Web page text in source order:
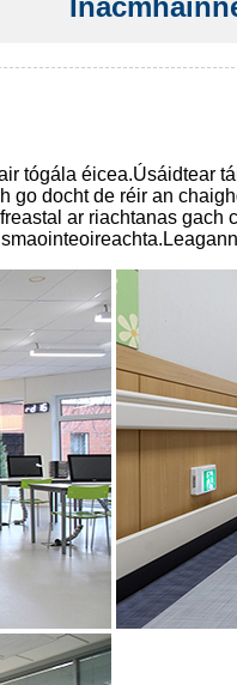
tógála éicea.Úsáidtear
go docht de réir an
ar riachtanas